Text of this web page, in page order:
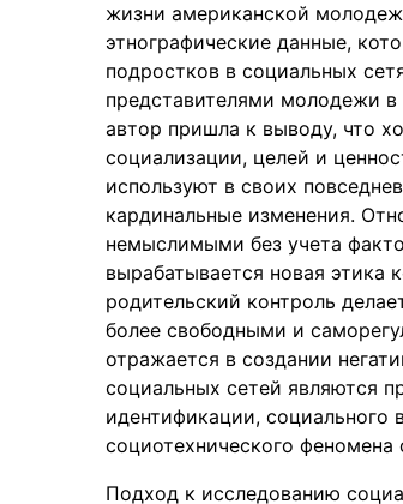
жизни американской
этнографические данные,
подростков в социальных
представителями молодежи в
автор пришла к выводу, что
социализации, целей и
используют в своих
кардинальные изменения.
немыслимыми без учета
вырабатывается новая
родительский контроль
более свободными и
отражается в создании
социальных сетей являются
идентификации, социального
социотехнического
Подход к исследованию